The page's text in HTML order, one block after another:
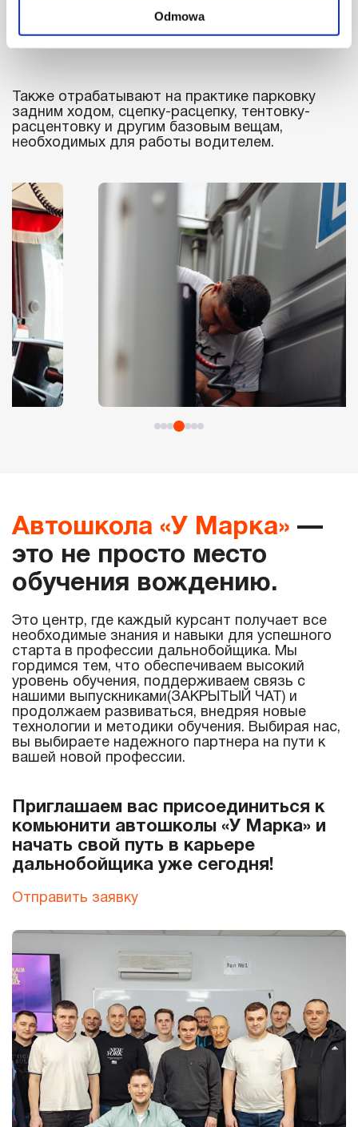
Odmowa
знакомятся с тягачами и различными видами
Также отрабатывают на практике парковку
задним ходом, сцепку-расцепку, тентовку-
расцентовку и другим базовым вещам,
необходимых для работы водителем.
Автошкола «У Марка» —
это не просто место
обучения вождению.
Это центр, где каждый курсант получает все
необходимые знания и навыки для успешного
старта в профессии дальнобойщика. Мы
гордимся тем, что обеспечиваем высокий
уровень обучения, поддерживаем связь с
нашими выпускниками(ЗАКРЫТЫЙ ЧАТ) и
продолжаем развиваться, внедряя новые
технологии и методики обучения. Выбирая нас,
вы выбираете надежного партнера на пути к
вашей новой профессии.
Приглашаем вас присоединиться к
комьюнити автошколы «У Марка» и
начать свой путь в карьере
дальнобойщика уже сегодня!
Отправить заявку